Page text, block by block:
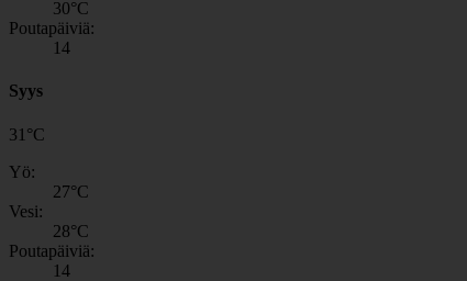
30°C
Poutapäiviä:
14
Syys
31 °C
Yö:
27°C
Vesi:
28°C
Poutapäiviä:
14